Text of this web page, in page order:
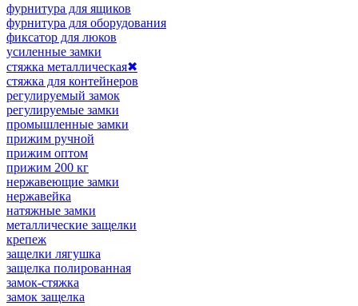
фурнитура для ящиков
фурнитура для оборудования
фиксатор для люков
усиленные замки
стяжка металлическая✖
стяжка для контейнеров
регулируемый замок
регулируемые замки
промышленные замки
прижим ручной
прижим оптом
прижим 200 кг
нержавеющие замки
нержавейка
натяжные замки
металлические защелки
крепеж
защелки лягушка
защелка полированная
замок-стяжка
замок защелка